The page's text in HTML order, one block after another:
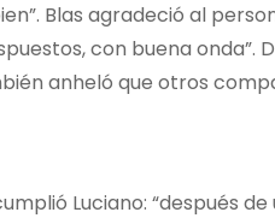
Blas agradeció al
con buena
anheló que otros
Luciano: “después